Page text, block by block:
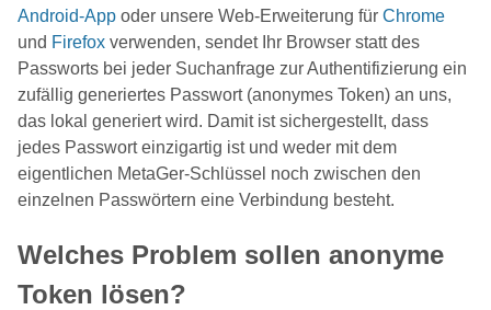
Android-App oder unsere Web-Erweiterung für Chrome
und Firefox verwenden, sendet Ihr Browser statt des
Passworts bei jeder Suchanfrage zur Authentifizierung ein
zufällig generiertes Passwort (anonymes Token) an uns,
das lokal generiert wird. Damit ist sichergestellt, dass
jedes Passwort einzigartig ist und weder mit dem
eigentlichen MetaGer-Schlüssel noch zwischen den
einzelnen Passwörtern eine Verbindung besteht.
Welches Problem sollen anonyme
Token lösen?